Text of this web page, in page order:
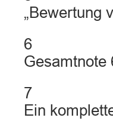
„Bewertung
6
Gesamtnote
7
Ein